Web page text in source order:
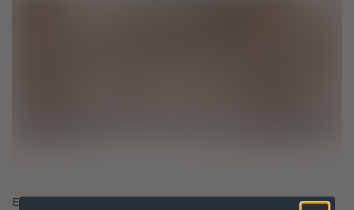
ETHISCH EN MEESTERLIJK GEMAAKT